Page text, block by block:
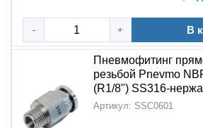
Создания надежных
средах
Организации пневмолиний с
требованиями к гигиене
Монтажа в условиях
- + В
Пневмофитинг
резьбой Pnevmo
(R1/8") SS316-
Артикул: SSC0601